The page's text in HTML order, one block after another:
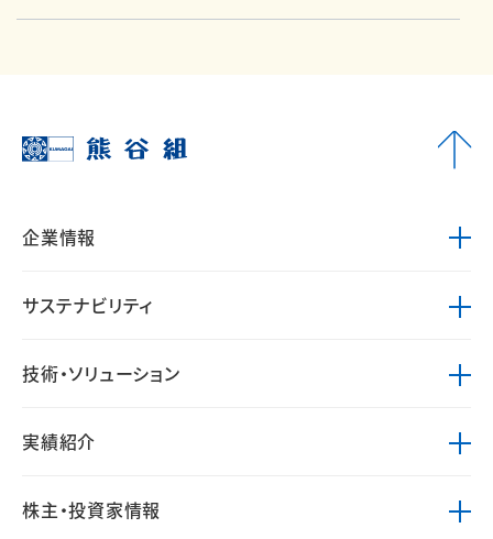
企業情報
サステナビリティ
技術・ソリューション
実績紹介
株主・投資家情報